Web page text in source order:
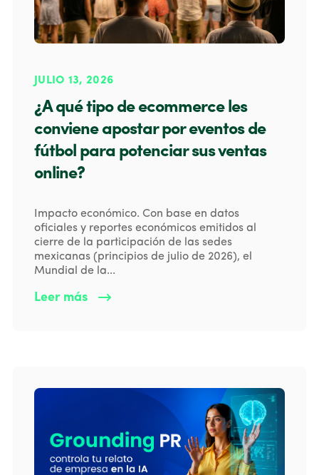
JULIO 13, 2026
¿A qué tipo de ecommerce les
conviene apostar por eventos de
fútbol para potenciar sus ventas
online?
Impacto económico. Con base en datos
oficiales y reportes económicos emitidos al
cierre de la participación de las sedes
mexicanas (principios de julio de 2026), el
Mundial de la...
Leer más